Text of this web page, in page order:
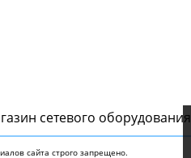
сетeвого оборудования
сайта строго запрещено.